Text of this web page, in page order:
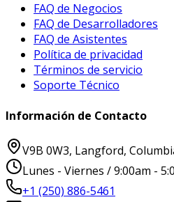
FAQ de Negocios
FAQ de Desarrolladores
FAQ de Asistentes
Política de privacidad
Términos de servicio
Soporte Técnico
Información de Contacto
V9B 0W3, Langford,
Lunes - Viernes / 9:00am -
+1 (250) 886-5461